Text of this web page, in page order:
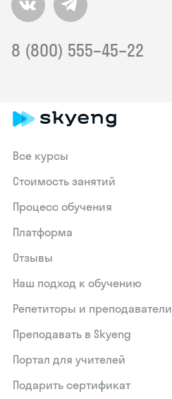
8 (800) 555–45–22
Все курсы
Стоимость занятий
Процесс обучения
Платформа
Отзывы
Наш подход к обучению
Репетиторы и преподаватели
Преподавать в Skyeng
Портал для учителей
Подарить сертификат